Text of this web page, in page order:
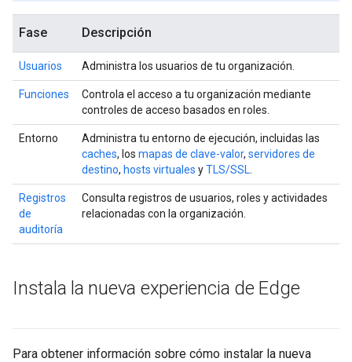
Fase Descripción
Usuarios Administra los usuarios de tu organización.
Funciones
Controla el acceso a tu organización mediante
controles de acceso basados en roles.
Entorno
Administra tu entorno de ejecución, incluidas las
caches, los mapas de clave-valor, servidores de
destino, hosts virtuales yTLS/SSL
Registros
de
auditoría
Consulta registros de usuarios, roles y actividades
relacionadas con la organización.
Instala la nueva experiencia de Edge
Para obtener información sobre cómo instalar la nueva